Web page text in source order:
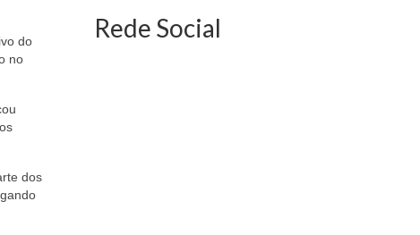
do
no
dos
Rede Social